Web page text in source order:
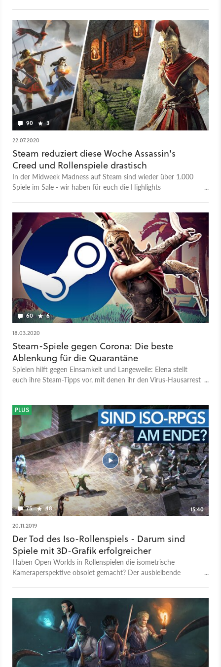
90 3
22.07.2020
Steam reduziert diese Woche Assassin's
Creed und Rollenspiele drastisch
In der Midweek Madness auf Steam sind wieder über 1.000
Spiele im Sale - wir haben für euch die Highlights
60 6
18.03.2020
Steam-Spiele gegen Corona: Die beste
Ablenkung für die Quarantäne
Spielen hilft gegen Einsamkeit und Langeweile: Elena stellt
euch ihre Steam-Tipps vor, mit denen ihr den Virus-Hausarrest
75 48 15:40
PLUS
20.11.2019
Der Tod des Iso-Rollenspiels - Darum sind
Spiele mit 3D-Grafik erfolgreicher
Haben Open Worlds in Rollenspielen die isometrische
Kameraperspektive obsolet gemacht? Der ausbleibende
sein. Christian Fritz Schneider und Peter Bathge diskutieren im
Video über das Für und Wider der 2D-Ansicht - und warum
3D-Spiele mit Ego- und Third-Person-Perspektive oft so viel
erfolgreicher sind. Wie wichtig sind Immersion und
Erkundungsdrang beim Spielen - und wie stark werden sie von
einer aus dem Strategie-Genre adaptierten isometrischen